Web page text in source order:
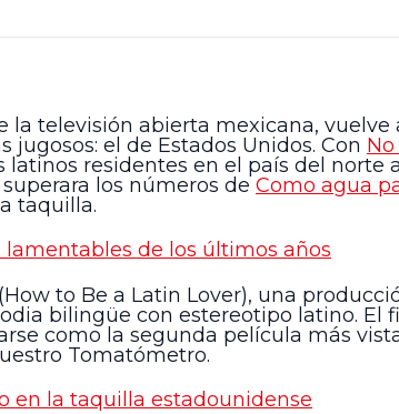
la televisión abierta mexicana,
el de Estados Unidos. Con
residentes en el país del norte
los números de Como agua
taquilla.
de los últimos años
(How to Be a Latin Lover), una
bilingüe con estereotipo latino. El
como la segunda película más
Tomatómetro.
en la taquilla estadounidense